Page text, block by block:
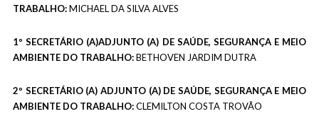
TRABALHO:MICHAEL DA SILVA ALVES
1º SECRETÁRIO (A)ADJUNTO (A) DE SAÚDE, SEGURANÇA E MEIO
AMBIENTE DO TRABALHO:BETHOVEN JARDIM DUTRA
2º SECRETÁRIO (A) ADJUNTO (A) DE SAÚDE, SEGURANÇA E MEIO
AMBIENTE DO TRABALHO:CLEMILTON COSTA TROVÃO